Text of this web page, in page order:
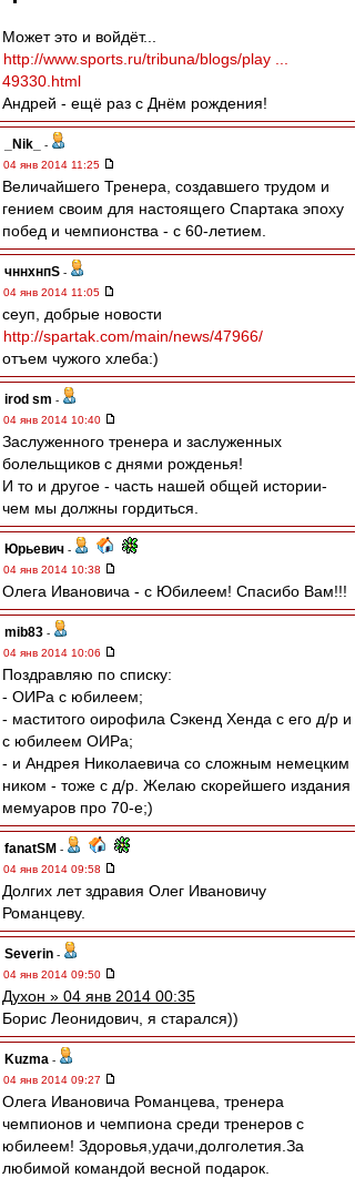
Может это и войдёт...
http://www.sports.ru/tribuna/blogs/play ...
49330.html
Андрей - ещё раз с Днём рождения!
_Nik_
-
04 янв 2014 11:25
Величайшего Тренера, создавшего трудом и
гением своим для настоящего Спартака эпоху
побед и чемпионства - с 60-летием.
чннхнпS -
04 янв 2014 11:05
сеуп, добрые новости
http://spartak.com/main/news/47966/
отъем чужого хлеба:)
irod sm -
04 янв 2014 10:40
Заслуженного тренера и заслуженных
болельщиков с днями рожденья!
И то и другое - часть нашей общей истории-
чем мы должны гордиться.
Юрьевич -
04 янв 2014 10:38
Олега Ивановича - с Юбилеем! Спасибо Вам!!!
mib83 -
04 янв 2014 10:06
Поздравляю по списку:
- ОИРа с юбилеем;
- маститого оирофила Сэкенд Хенда с его д/р и
с юбилеем ОИРа;
- и Андрея Николаевича со сложным немецким
ником - тоже с д/р. Желаю скорейшего издания
мемуаров про 70-е;)
fanatSM -
04 янв 2014 09:58
Долгих лет здравия Олег Ивановичу
Романцеву.
Severin -
04 янв 2014 09:50
Духон » 04 янв 2014 00:35
Борис Леонидович, я старался))
Kuzma -
04 янв 2014 09:27
Олега Ивановича Романцева, тренера
чемпионов и чемпиона среди тренеров с
юбилеем! Здоровья,удачи,долголетия.За
любимой командой весной подарок.